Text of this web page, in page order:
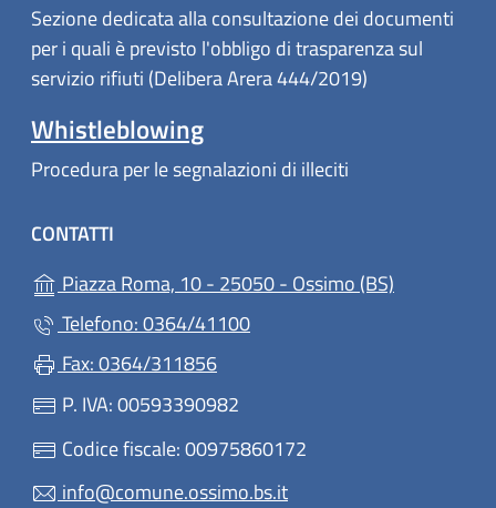
Sezione dedicata alla consultazione dei documenti
per i quali è previsto l'obbligo di trasparenza sul
servizio rifiuti (Delibera Arera 444/2019)
Whistleblowing
Procedura per le segnalazioni di illeciti
CONTATTI
Piazza Roma, 10 - 25050 - Ossimo (BS)
Telefono: 0364/41100
Fax: 0364/311856
P. IVA: 00593390982
Codice fiscale: 00975860172
info@comune.ossimo.bs.it